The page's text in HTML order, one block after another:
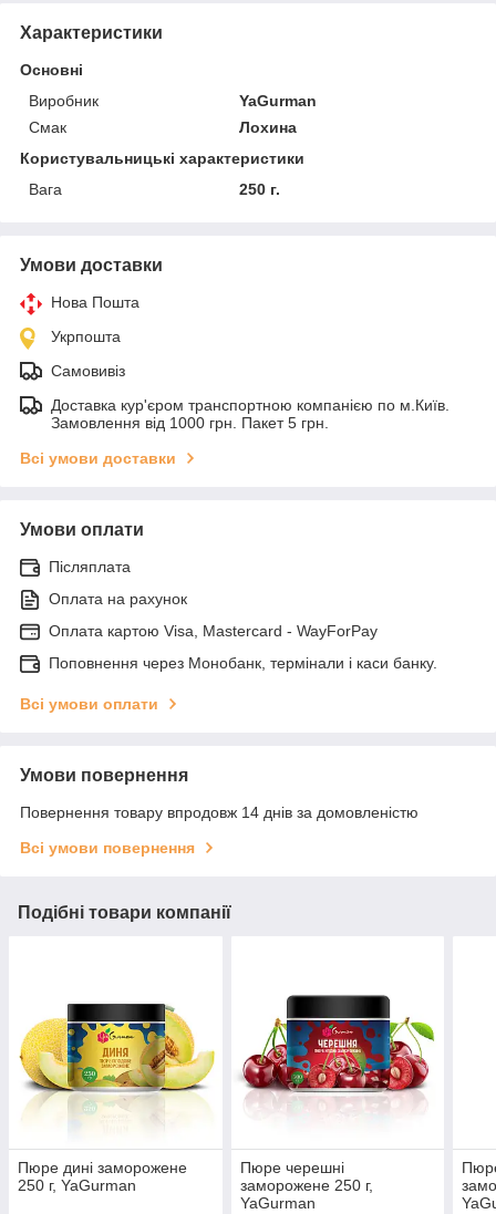
Характеристики
Основні
Виробник
YaGurman
Смак
Лохина
Користувальницькі характеристики
Вага
250 г.
Умови доставки
Нова Пошта
Укрпошта
Самовивіз
Доставка кур'єром транспортною компанією по м.Київ.
Замовлення від 1000 грн. Пакет 5 грн.
Всі умови доставки
Умови оплати
Післяплата
Оплата на рахунок
Оплата картою Visa, Mastercard - WayForPay
Поповнення через Монобанк, термінали і каси банку.
Всі умови оплати
Умови повернення
Повернення товару впродовж 14 днів за домовленістю
Всі умови повернення
Подібні товари компанії
Пюре дині заморожене
250 г, YaGurman
Пюре черешні
заморожене 250 г,
YaGurman